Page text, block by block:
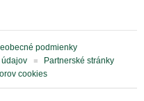
podmienky
Partnerské stránky
cookies